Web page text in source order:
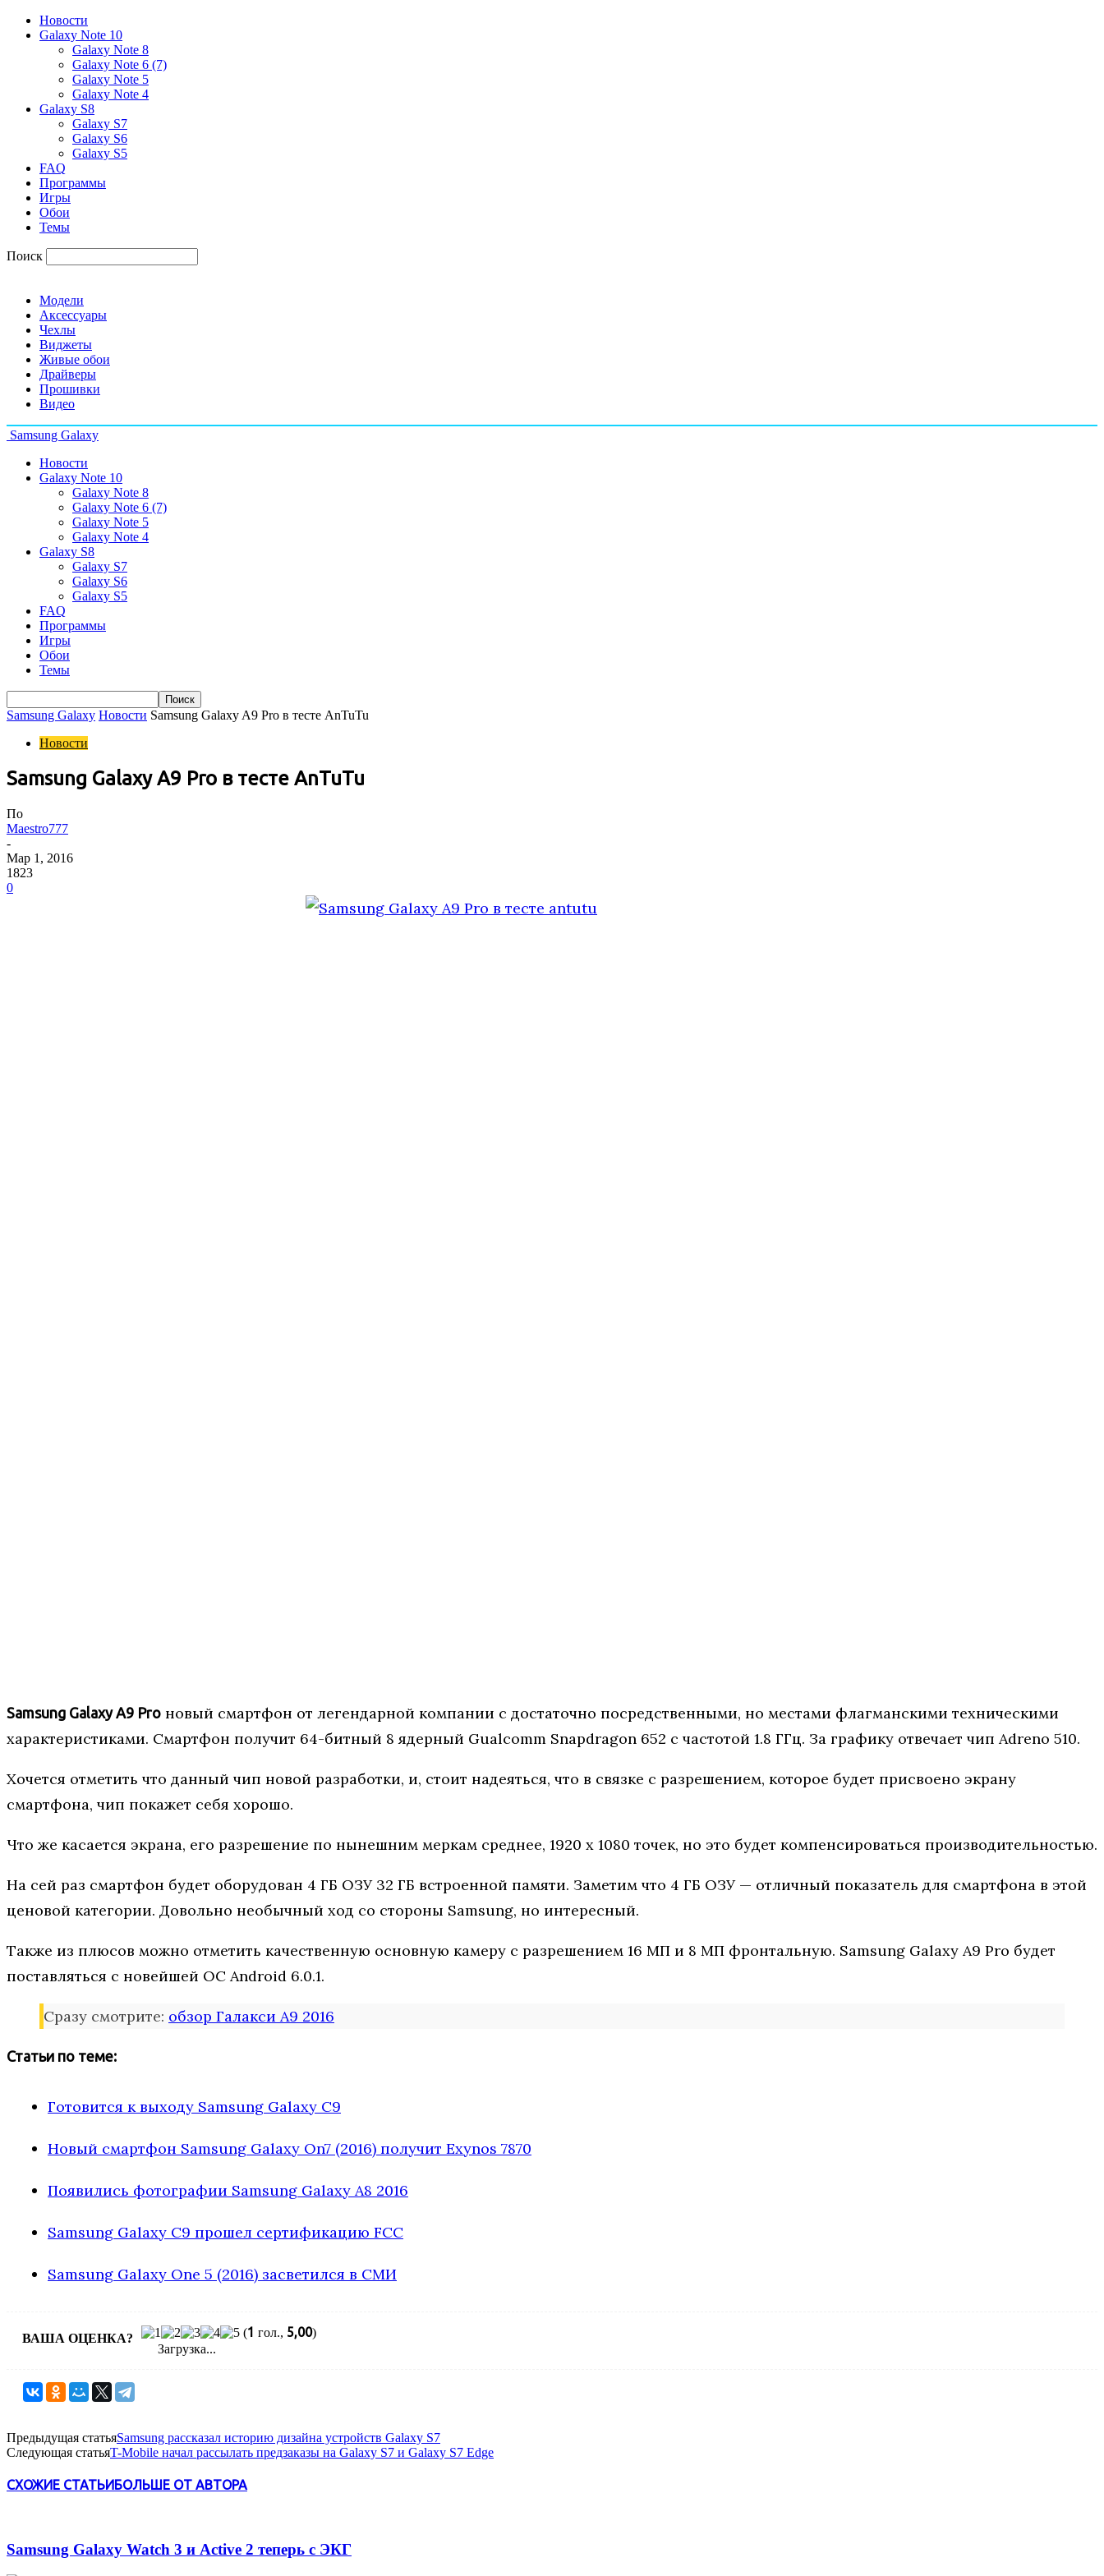
Новости
Galaxy Note 10
Galaxy Note 8
Galaxy Note 6 (7)
Galaxy Note 5
Galaxy Note 4
Galaxy S8
Galaxy S7
Galaxy S6
Galaxy S5
FAQ
Программы
Игры
Обои
Темы
Поиск
Модели
Аксессуары
Чехлы
Виджеты
Живые обои
Драйверы
Прошивки
Видео
Samsung Galaxy
Новости
Galaxy Note 10
Galaxy Note 8
Galaxy Note 6 (7)
Galaxy Note 5
Galaxy Note 4
Galaxy S8
Galaxy S7
Galaxy S6
Galaxy S5
FAQ
Программы
Игры
Обои
Темы
Samsung Galaxy Новости Samsung Galaxy A9 Pro в тесте AnTuTu
Новости
Samsung Galaxy A9 Pro в тесте AnTuTu
По
Maestro777
-
Мар 1, 2016
1823
0
Samsung Galaxy A9 Pro новый смартфон от легендарной компании с достаточно посредственными, но местами флагманскими техническими
характеристиками. Смартфон получит 64-битный 8 ядерный Gualcomm Snapdragon 652 с частотой 1.8 ГГц. За графику отвечает чип Adreno 510.
Хочется отметить что данный чип новой разработки, и, стоит надеяться, что в связке с разрешением, которое будет присвоено экрану
смартфона, чип покажет себя хорошо.
Что же касается экрана, его разрешение по нынешним меркам среднее, 1920 x 1080 точек, но это будет компенсироваться производительностью.
На сей раз смартфон будет оборудован 4 ГБ ОЗУ 32 ГБ встроенной памяти. Заметим что 4 ГБ ОЗУ — отличный показатель для смартфона в этой
ценовой категории. Довольно необычный ход со стороны Samsung, но интересный.
Также из плюсов можно отметить качественную основную камеру с разрешением 16 МП и 8 МП фронтальную. Samsung Galaxy A9 Pro будет
поставляться с новейшей OC Android 6.0.1.
Сразу смотрите: обзор Галакси А9 2016
Статьи по теме:
Готовится к выходу Samsung Galaxy C9
Новый смартфон Samsung Galaxy On7 (2016) получит Exynos 7870
Появились фотографии Samsung Galaxy A8 2016
Samsung Galaxy C9 прошел сертификацию FCC
Samsung Galaxy One 5 (2016) засветился в СМИ
ВАША ОЦЕНКА? (1 гол., 5,00)
Загрузка...
Предыдущая статьяSamsung рассказал историю дизайна устройств Galaxy S7
Следующая статьяT-Mobile начал рассылать предзаказы на Galaxy S7 и Galaxy S7 Edge
СХОЖИЕ СТАТЬИБОЛЬШЕ ОТ АВТОРА
Samsung Galaxy Watch 3 и Active 2 теперь с ЭКГ